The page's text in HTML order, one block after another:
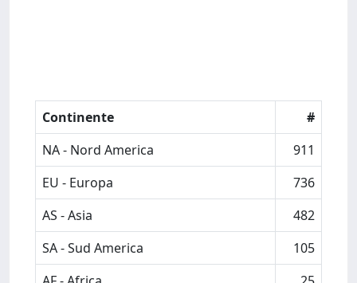
Continente
#
NA - Nord America
911
EU - Europa
736
AS - Asia
482
SA - Sud America
105